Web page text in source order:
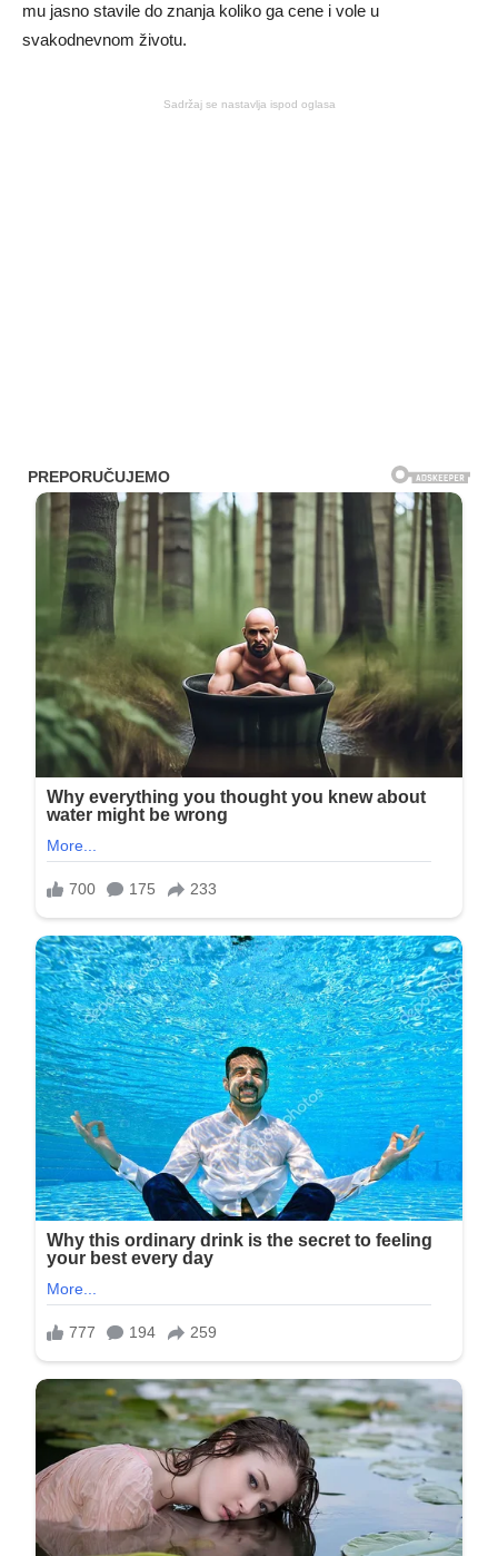
mu jasno stavile do znanja koliko ga cene i vole u
svakodnevnom životu.
Sadržaj se nastavlja ispod oglasa